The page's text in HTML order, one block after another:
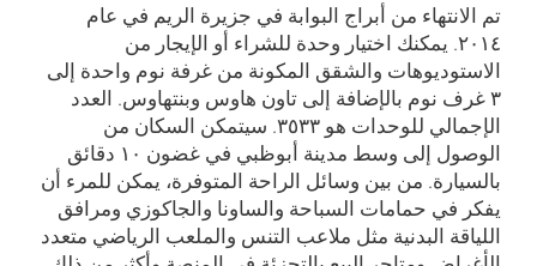
تم الانتهاء من أبراج البوابة في جزيرة الريم في عام
۲۰۱٤. يمكنك اختيار وحدة للشراء أو الإيجار من
الاستوديوهات والشقق المكونة من غرفة نوم واحدة إلى
۳ غرف نوم بالإضافة إلى تاون هاوس وبنتهاوس. العدد
الإجمالي للوحدات هو ۳٥۳۳. سيتمكن السكان من
الوصول إلى وسط مدينة أبوظبي في غضون ۱۰ دقائق
بالسيارة. من بين وسائل الراحة المتوفرة، يمكن للمرء أن
يفكر في حمامات السباحة والساونا والجاكوزي ومرافق
اللياقة البدنية مثل ملاعب التنس والملعب الرياضي متعدد